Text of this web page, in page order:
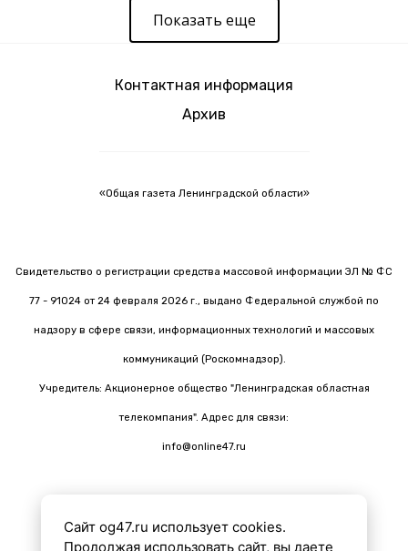
Показать еще
Контактная информация
Архив
«Общая газета Ленинградской области»
Свидетельство о регистрации средства массовой информации ЭЛ № ФС
77 - 91024 от 24 февраля 2026 г., выдано Федеральной службой по
надзору в сфере связи, информационных технологий и массовых
коммуникаций (Роскомнадзор).
Учредитель: Акционерное общество "Ленинградская областная
телекомпания". Адрес для связи:
info@online47.ru
Все материалы на сайте подготовлены с помощью ИИ
Сайт og47.ru использует cookies.
Продолжая использовать сайт, вы даете